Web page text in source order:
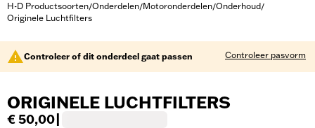
H-D Productsoorten/Onderdelen/Motoronderdelen/Onderhoud/
Originele Luchtfilters
Controleer of dit onderdeel gaat passen Controleer pasvorm
ORIGINELE LUCHTFILTERS
€ 50,00